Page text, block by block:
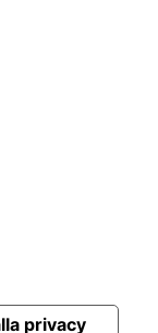
privacy